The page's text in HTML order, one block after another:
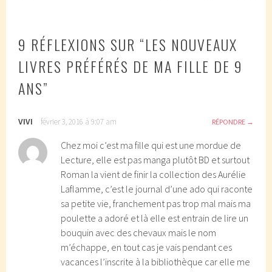
9 RÉFLEXIONS SUR “LES NOUVEAUX
LIVRES PRÉFÉRÉS DE MA FILLE DE 9
ANS”
VIVI février 3, 2016 à 9:07 am RÉPONDRE
Chez moi c’est ma fille qui est une mordue de
Lecture, elle est pas manga plutôt BD et surtout
Roman la vient de finir la collection des Aurélie
Laflamme, c’est le journal d’une ado qui raconte
sa petite vie, franchement pas trop mal mais ma
poulette a adoré et là elle est entrain de lire un
bouquin avec des chevaux mais le nom
m’échappe, en tout cas je vais pendant ces
vacances l’inscrite à la bibliothèque car elle me